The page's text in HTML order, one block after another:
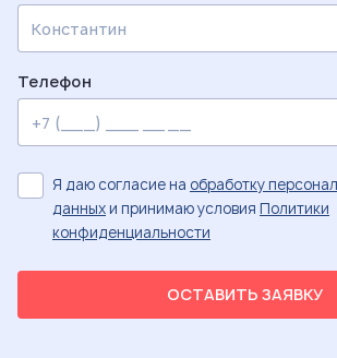
Телефон
ОСТАВИТЬ ЗАЯВКУ
Я даю согласие на обработку
данныхи принимаю условия Политики
конфиденциальности